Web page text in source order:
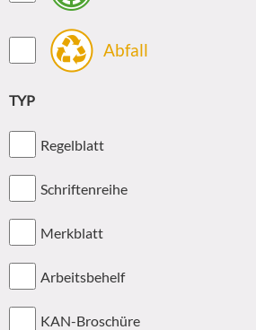
Abfall
TYP
Regelblatt
Schriftenreihe
Merkblatt
Arbeitsbehelf
KAN-Broschüre